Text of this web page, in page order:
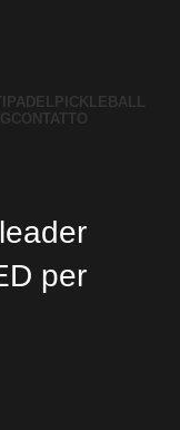
PADEL PICKLEBALL
CONTATTO
per